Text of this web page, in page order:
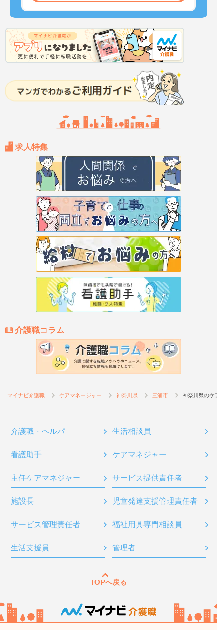
求人特集
介護職コラム
マイナビ介護職 ケアマネージャー 神奈川県 三浦市 神奈川県のケ
介護職・ヘルパー 生活相談員
看護助手 ケアマネジャー
主任ケアマネジャー サービス提供責任者
施設長 児童発達支援管理責任者
サービス管理責任者 福祉用具専門相談員
生活支援員 管理者
TOPへ戻る